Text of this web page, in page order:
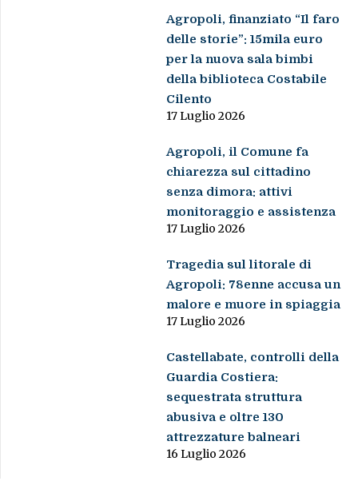
Agropoli, finanziato “Il faro
delle storie”: 15mila euro
per la nuova sala bimbi
della biblioteca Costabile
Cilento
17 Luglio 2026
Agropoli, il Comune fa
chiarezza sul cittadino
senza dimora: attivi
monitoraggio e assistenza
17 Luglio 2026
Tragedia sul litorale di
Agropoli: 78enne accusa un
malore e muore in spiaggia
17 Luglio 2026
Castellabate, controlli della
Guardia Costiera:
sequestrata struttura
abusiva e oltre 130
attrezzature balneari
16 Luglio 2026